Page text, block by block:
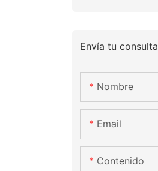
Envía tu consulta
Nombre
Email
Contenido